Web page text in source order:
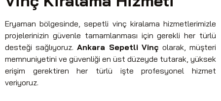
Eryaman bölgesinde, sepetli vinç kiralama hizmetlerimizle
projelerinizin güvenle tamamlanması için gerekli her türlü
desteği sağlıyoruz. Ankara Sepetli Vinç olarak, müşteri
memnuniyetini ve güvenliği en üst düzeyde tutarak, yüksek
erişim gerektiren her türlü işte profesyonel hizmet
veriyoruz.